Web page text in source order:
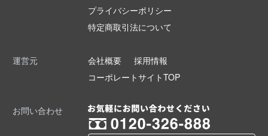
プライバシーポリシー
特定商取引法について
運営元 会社概要
採用情報
コーポレートサイトTOP
お問い合わせ